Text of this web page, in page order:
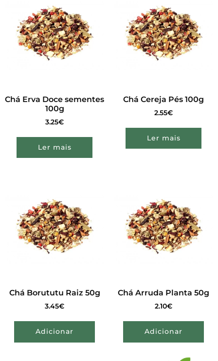
Chá Erva Doce sementes
100g
3.25€
Ler mais
Chá Cereja Pés 100g
2.55€
Ler mais
Chá Borututu Raiz 50g
3.45€
Adicionar
Chá Arruda Planta 50g
2.10€
Adicionar